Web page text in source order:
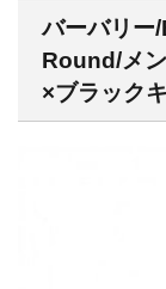
バーバリ
Round/メ
×ブラック